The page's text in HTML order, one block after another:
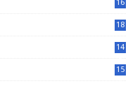
16
18
14
15